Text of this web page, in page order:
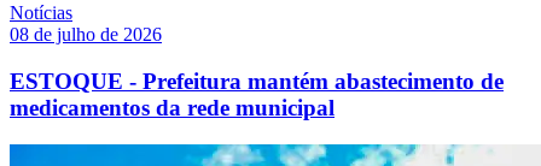
Notícias
08 de julho de 2026
ESTOQUE - Prefeitura mantém abastecimento de
medicamentos da rede municipal